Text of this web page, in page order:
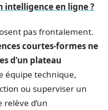
intelligence en ligne ?
pas frontalement.
courtes-formes ne
d’un plateau
équipe technique,
ou superviser un
d’un